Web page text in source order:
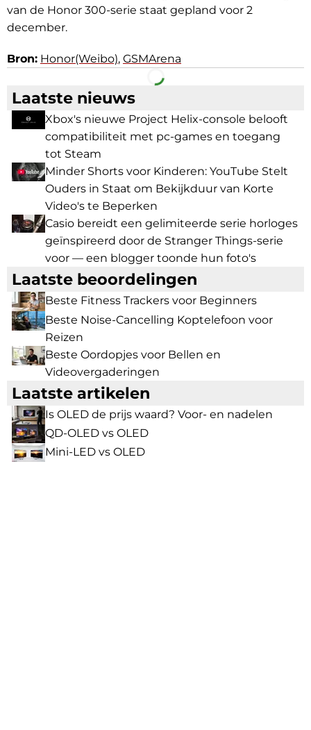
van de Honor 300-serie staat gepland voor 2
december.
Bron: Honor(Weibo), GSMArena
Facebook Telegram
Laatste nieuws
Xbox's nieuwe Project Helix-console belooft
compatibiliteit met pc-games en toegang
tot Steam
Minder Shorts voor Kinderen: YouTube Stelt
Ouders in Staat om Bekijkduur van Korte
Video's te Beperken
Casio bereidt een gelimiteerde serie horloges
geïnspireerd door de Stranger Things-serie
voor — een blogger toonde hun foto's
Laatste beoordelingen
Beste Fitness Trackers voor Beginners
Beste Noise-Cancelling Koptelefoon voor
Reizen
Beste Oordopjes voor Bellen en
Videovergaderingen
Laatste artikelen
Is OLED de prijs waard? Voor- en nadelen
QD-OLED vs OLED
Mini-LED vs OLED